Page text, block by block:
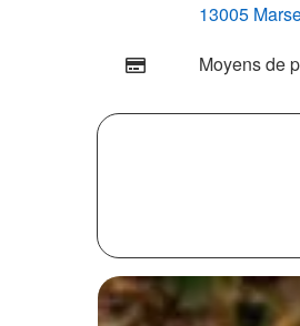
13005
Moyens de